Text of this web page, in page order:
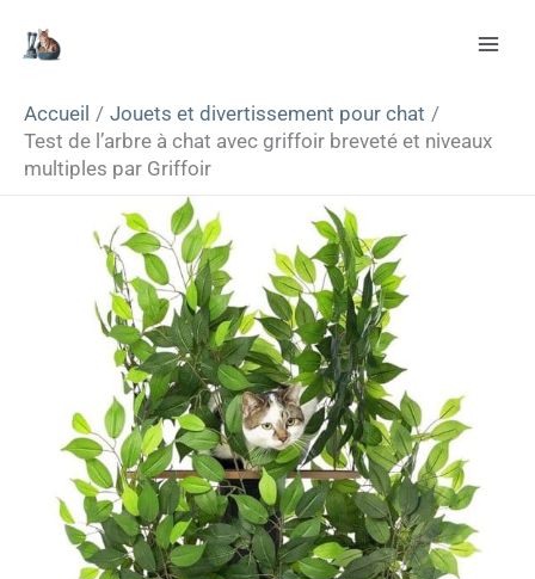
Accueil
Jouets et divertissement pour chat
Test de l’arbre à chat avec griffoir breveté et niveaux
multiples par Griffoir